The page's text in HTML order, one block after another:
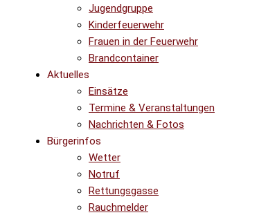
Jugendgruppe
Kinderfeuerwehr
Frauen in der Feuerwehr
Brandcontainer
Aktuelles
Einsätze
Termine & Veranstaltungen
Nachrichten & Fotos
Bürgerinfos
Wetter
Notruf
Rettungsgasse
Rauchmelder